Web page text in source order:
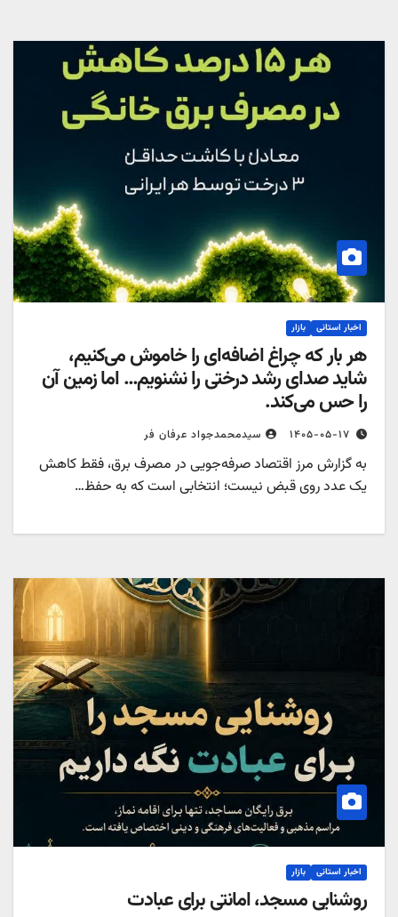
اخبار استانی بازار
هر بار که چراغ اضافه‌ای را خاموش می‌کنیم،
شاید صدای رشد درختی را نشنویم… اما زمین آن
را حس می‌کند.
۱۴۰۵-۰۵-۱۷ سیدمحمدجواد عرفان فر
به گزارش مرز اقتصاد صرفه‌جویی در مصرف برق، فقط کاهش
یک عدد روی قبض نیست؛ انتخابی است که به حفظ…
اخبار استانی بازار
روشنایی مسجد، امانتی برای عبادت